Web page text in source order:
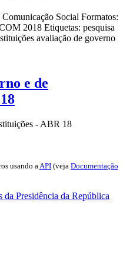
Comunicação Social Formatos:
2018 Etiquetas: pesquisa
avaliação de governo
e de
- ABR 18
usando a API (veja Documentação
da Presidência da República